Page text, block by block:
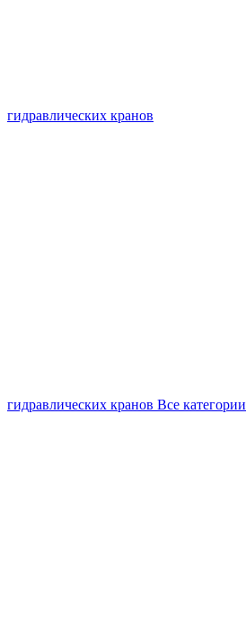
гидравлических кранов
гидравлических кранов Все категории